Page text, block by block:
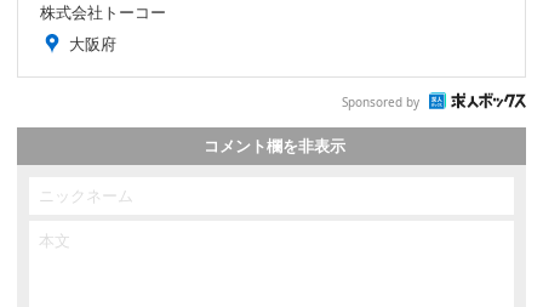
株式会社トーコー
大阪府
Sponsored by
コメント欄を非表示